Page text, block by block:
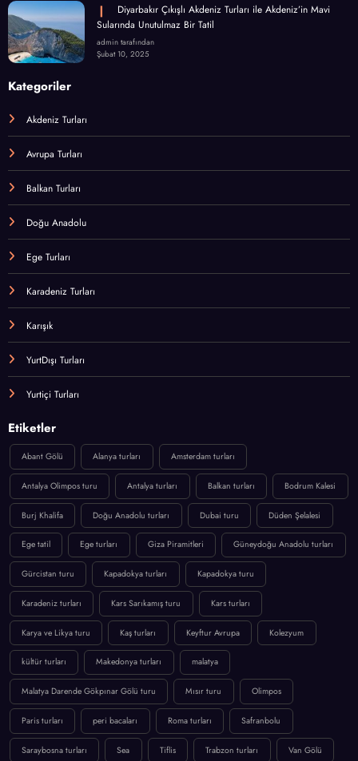
Diyarbakır Çıkışlı Akdeniz Turları ile Akdeniz’in Mavi
Sularında Unutulmaz Bir Tatil
admin tarafından
Şubat 10, 2025
Kategoriler
Akdeniz Turları
Avrupa Turları
Balkan Turları
Doğu Anadolu
Ege Turları
Karadeniz Turları
Karışık
YurtDışı Turları
Yurtiçi Turları
Etiketler
Abant Gölü Alanya turları Amsterdam turları
Antalya Olimpos turu Antalya turları Balkan turları Bodrum Kalesi
Burj Khalifa Doğu Anadolu turları Dubai turu Düden Şelalesi
Ege tatil Ege turları Giza Piramitleri Güneydoğu Anadolu turları
Gürcistan turu Kapadokya turları Kapadokya turu
Karadeniz turları Kars Sarıkamış turu Kars turları
Karya ve Likya turu Kaş turları Keyftur Avrupa Kolezyum
kültür turları Makedonya turları malatya
Malatya Darende Gökpınar Gölü turu Mısır turu Olimpos
Paris turları peri bacaları Roma turları Safranbolu
Saraybosna turları Sea Tiflis Trabzon turları Van Gölü